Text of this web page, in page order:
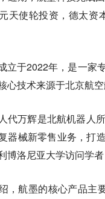
天使轮投资，德太资
立于2022年，是一家
心技术来源于北京航
代万辉是北航机器人
器械新零售业务，打
博洛尼亚大学访问学
，航墨的核心产品主